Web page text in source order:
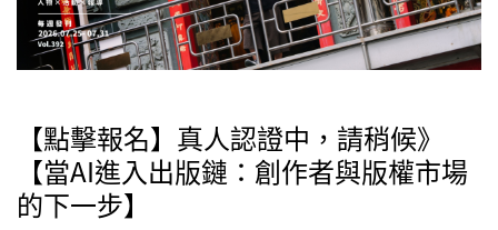
【點擊報名】真人認證中，請稍候》
【當AI進入出版鏈：創作者與版權市場
的下一步】